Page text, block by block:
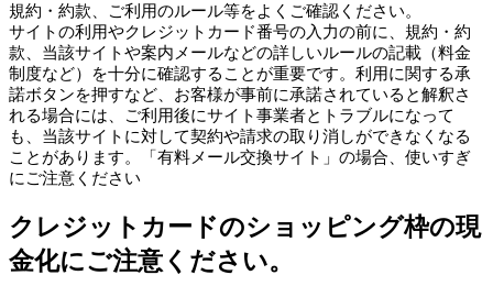
規約・約款、ご利用のルール等をよくご確認ください。
サイトの利用やクレジットカード番号の入力の前に、規約・約
款、当該サイトや案内メールなどの詳しいルールの記載（料金
制度など）を十分に確認することが重要です。利用に関する承
諾ボタンを押すなど、お客様が事前に承諾されていると解釈さ
れる場合には、ご利用後にサイト事業者とトラブルになって
も、当該サイトに対して契約や請求の取り消しができなくなる
ことがあります。「有料メール交換サイト」の場合、使いすぎ
にご注意ください
クレジットカードのショッピング枠の現
金化にご注意ください。